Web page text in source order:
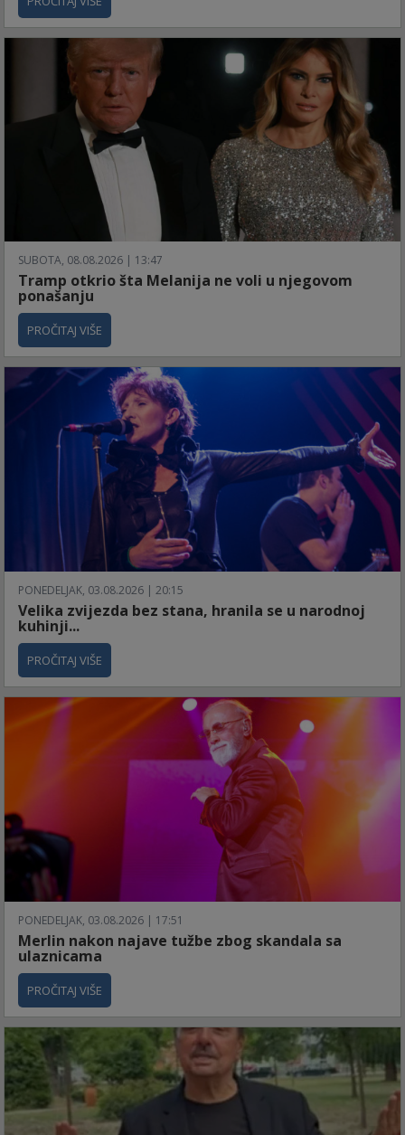
SUBOTA, 08.08.2026 | 13:47
Tramp otkrio šta Melanija ne voli u njegovom
ponašanju
PROČITAJ VIŠE
PONEDELJAK, 03.08.2026 | 20:15
Velika zvijezda bez stana, hranila se u narodnoj
kuhinji...
PROČITAJ VIŠE
PONEDELJAK, 03.08.2026 | 17:51
Merlin nakon najave tužbe zbog skandala sa
ulaznicama
PROČITAJ VIŠE